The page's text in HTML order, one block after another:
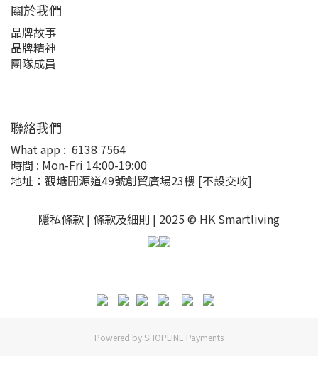
關於我們
品牌故事
品牌精神
團隊成員
聯絡我們
What app : 6138 7564
時間 : Mon-Fri 14:00-19:00
地址：觀塘開源道49號創貿廣場23樓 [不設交收]
隱私條款 | 條款及細則 | 2025 © HK Smartliving
Powered by SHOPLINE Payments